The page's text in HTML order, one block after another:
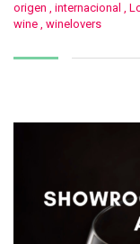
origen , internacional ,
wine , winelovers